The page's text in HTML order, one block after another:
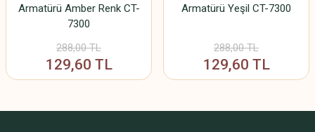
Armatürü Amber Renk CT-
7300
288,00 TL
129,60 TL
Armatürü Yeşil CT-7300
288,00 TL
129,60 TL